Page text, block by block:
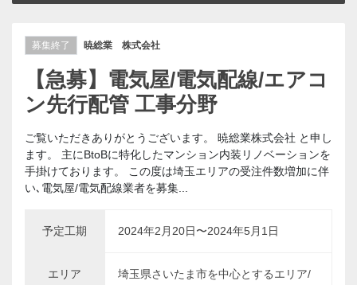
募集終了 暁総業 株式会社
【急募】電気屋/電気配線/エアコ
ン先行配管 工事分野
ご覧いただきありがとうございます。 暁総業株式会社 と申し
ます。 主にBtoBに特化したマンション内装リノベーションを
手掛けております。 この度は埼玉エリアの受注件数増加に伴
い､電気屋/電気配線業者を募集...
予定工期 2024年2月20日〜2024年5月1日
エリア
埼玉県さいたま市を中心とするエリア/